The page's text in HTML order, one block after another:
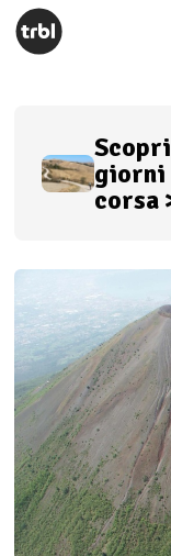
giorni
corsa